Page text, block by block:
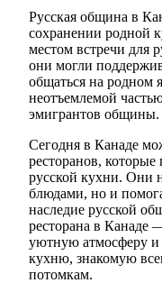
Русская община в
сохранении родной
местом встречи для
они могли
общаться на родном
неотъемлемой
эмигрантов общины.
Сегодня в Канаде
ресторанов,
русской кухни. Они
блюдами, но и
наследие русской
ресторана в Канаде
уютную атмосферу и
кухню, знакомую
потомкам.